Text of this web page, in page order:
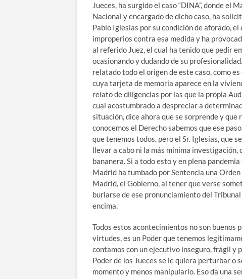
Jueces, ha surgido el caso “DINA”, donde el
Nacional y encargado de dicho caso, ha
Pablo Iglesias por su condición de aforado,
improperios contra esa medida y ha
al referido Juez, el cual ha tenido que pedir
ocasionando y dudando de su
relatado todo el origen de este caso, como
cuya tarjeta de memoria aparece en la
relato de diligencias por las que la propia
cual acostumbrado a despreciar a
situación, dice ahora que se sorprende y que
conocemos el Derecho sabemos que ese
que tenemos todos, pero el Sr. Iglesias, que
llevar a cabo ni la más mínima
bananera. Si a todo esto y en plena
Madrid ha tumbado por Sentencia una
Madrid, el Gobierno, al tener que verse
burlarse de ese pronunciamiento del
encima.
Todos estos acontecimientos no son buenos
virtudes, es un Poder que tenemos
contamos con un ejecutivo inseguro, frágil y
Poder de los Jueces se le quiera perturbar o
momento y menos manipularlo. Eso da una